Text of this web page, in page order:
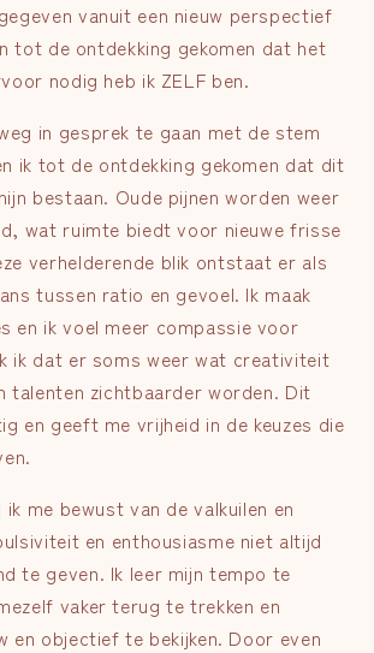
vanuit een nieuw perspectief
tot de ontdekking gekomen dat het
nodig heb ik ZELF ben.
in gesprek te gaan met de stem
ik tot de ontdekking gekomen dat dit
bestaan. Oude pijnen worden weer
wat ruimte biedt voor nieuwe frisse
verhelderende blik ontstaat er als
tussen ratio en gevoel. Ik maak
en ik voel meer compassie voor
ik dat er soms weer wat creativiteit
talenten zichtbaarder worden. Dit
en geeft me vrijheid in de keuzes die
me bewust van de valkuilen en
en enthousiasme niet altijd
te geven. Ik leer mijn tempo te
vaker terug te trekken en
en objectief te bekijken. Door even